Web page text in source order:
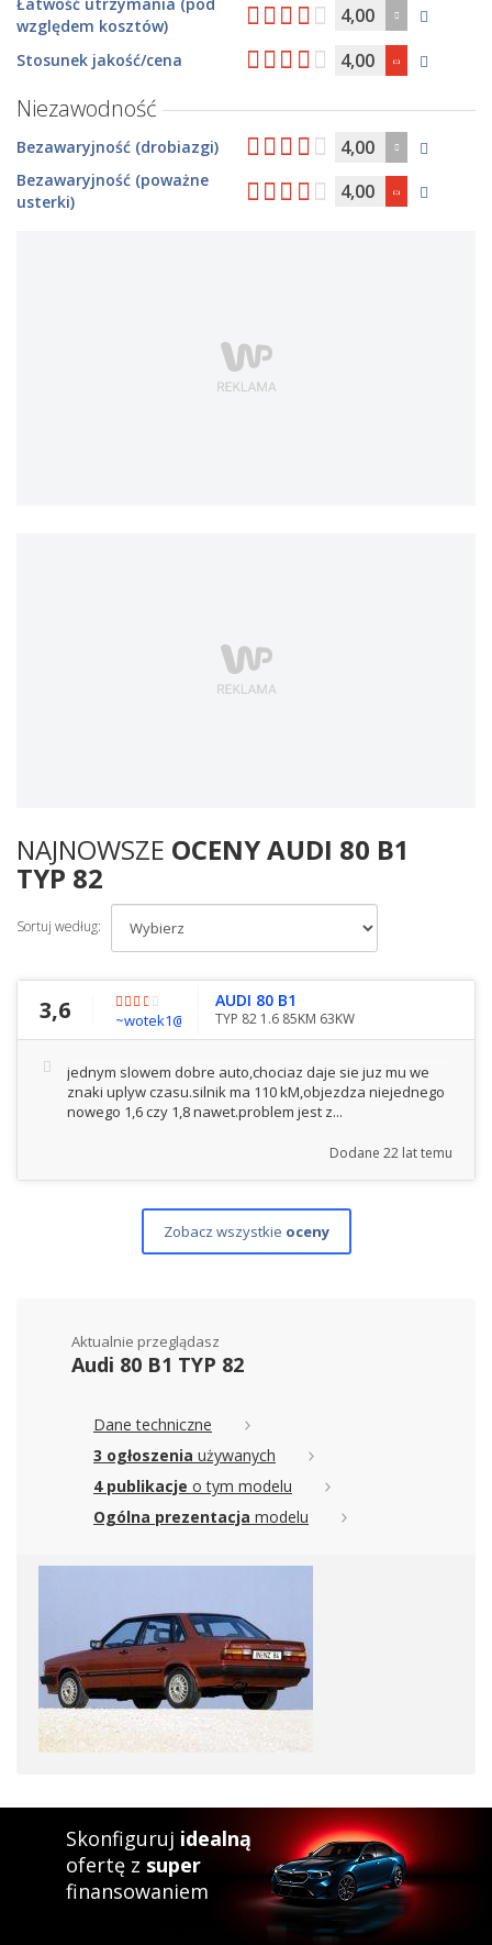
względem kosztów)
4,00
Stosunek jakość/cena 4,00
Niezawodność
Bezawaryjność (drobiazgi) 4,00
Bezawaryjność (poważne
usterki)
4,00
NAJNOWSZE OCENY AUDI 80 B1
TYP 82
Sortuj według:
3,6 ~wotek1@interia.pl
AUDI 80 B1
TYP 82 1.6 85KM 63KW
jednym slowem dobre auto,chociaz daje sie juz mu we
znaki uplyw czasu.silnik ma 110 kM,objezdza niejednego
nowego 1,6 czy 1,8 nawet.problem jest z...
Dodane 22 lat temu
Zobacz wszystkie oceny
Aktualnie przeglądasz
Audi 80 B1 TYP 82
Dane techniczne
3 ogłoszenia używanych
4 publikacje o tym modelu
Ogólna prezentacja modelu
Skonfiguruj idealną
ofertę z super
finansowaniem